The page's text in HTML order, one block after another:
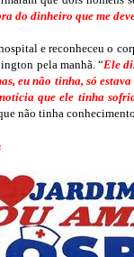
do dinheiro que me
e reconheceu o
pela manhã. “Ele
eu não tinha, só
que ele tinha
não tinha